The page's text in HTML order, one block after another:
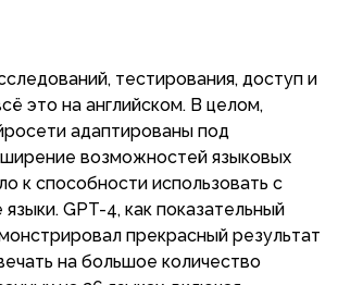
тестирования, доступ и
это на английском. В целом,
адаптированы под
возможностей языковых
к способности использовать с
GPT-4, как показательный
прекрасный результат
на большое количество